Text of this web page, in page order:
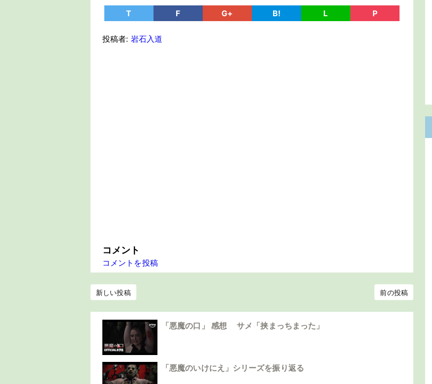
T F G+ B! L P
投稿者: 岩石入道
コメント
コメントを投稿
新しい投稿 前の投稿
「悪魔の口」 感想 サメ「挟まっちまった」
「悪魔のいけにえ」シリーズを振り返る